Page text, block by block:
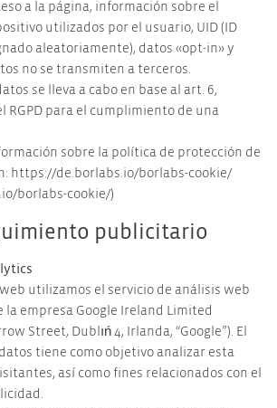
a la página, información sobre el
utilizados por el usuario, UID (ID
aleatoriamente), datos «opt-in» y
no se transmiten a terceros.
se lleva a cabo en base al art. 6,
RGPD para el cumplimiento de una
sobre la política de protección de
https://de.borlabs.io/borlabs-cookie/
borlabs-cookie/)
publicitario
utilizamos el servicio de análisis web
la empresa Google Ireland Limited
Street, Dublıń 4, Irlanda, “Google”). El
tiene como objetivo analizar esta
así como fines relacionados con el